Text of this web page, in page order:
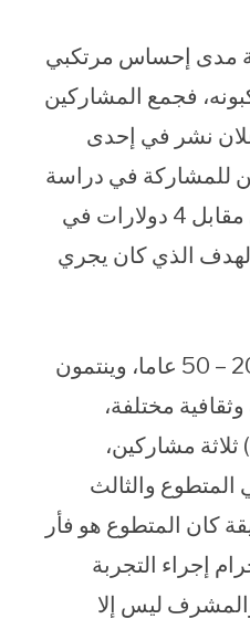
مدى إحساس مرتكبي
فجمع المشاركين
نشر في إحدى
للمشاركة في دراسة
عن الذاكرة والتعلم في مقابل 4 دولارات في
الذي كان يجري
تقدم العشرات ما بين 20 – 50 عاما، وينتمون
مختلفة،
مشاركين،
والثالث
كان المتطوع هو فأر
إجراء التجربة
ليس إلا